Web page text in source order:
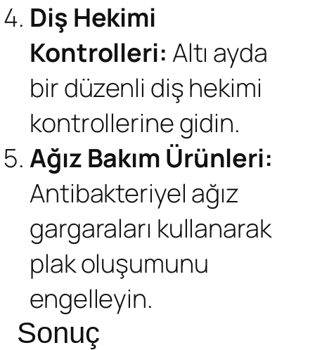
Diş Hekimi
Kontrolleri: Altı ayda
bir düzenli diş hekimi
kontrollerine gidin.
Ağız Bakım Ürünleri:
Antibakteriyel ağız
gargaraları kullanarak
plak oluşumunu
engelleyin.
Sonuç